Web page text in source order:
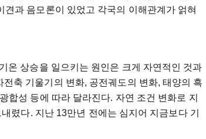
과 음모론이 있었고 각국의 이해관계가 얽혀
온 상승을 일으키는 원인은 크게 자연적인 것과
축 기울기의 변화, 공전궤도의 변화, 태양의 흑
합성 등에 따라 달라진다. 자연 조건 변화로 지
렸다. 지난 13만년 전에는 심지어 지금보다 기